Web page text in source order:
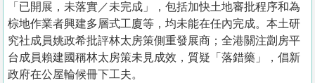
「已開展，未落實／未完成」，包括加快土地審批程序和為
棕地作業者興建多層式工廈等，均未能在任內完成。本土研
究社成員姚政希批評林太房策側重發展商；全港關注劏房平
台成員賴建國稱林太房策未見成效，質疑「落錯藥」，倡新
政府在公屋輪候冊下工夫。